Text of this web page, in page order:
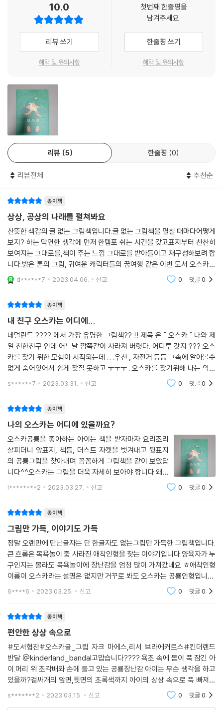
험의 세계를 그렸습니다.
글 없는 그림책으로 어린이의 상상을 말하다
아이에게 오스카는 그저 단순한 장난감이 아닙니다. 같이 밥을 먹고, 함께
그런 오스카를 위해서라면 현실과 꿈을 넘나드는 모험은 전혀 두렵지 않습
니다.
작은 욕조에서 시작된 모험은, 악어가 득실대는 호수를 거쳐 커다란 함선
이 가득한 항구와 범고래가 유유히 헤엄치는 깊은 바다로까지 뻗어갑니다.
온갖 물의 세계를 탐험하던 아이가 물을 넘어 하늘 위를 올라가는 순간, 그
토록 찾아 헤매던 친구를 만나게 되지요. 이 욕조를 닮은 길고 커다란 책에
특별한 교훈이나 읽어 내야 할 메시지 따위는 없습니다. 그저 욕조에 몸을
로 풀어 설명하기 보단, 이야기의 시작부터 마지막까지 오롯이 그림으로만
표현했습니다. 아이의 끝없는 세계를 구현하는데 언어가 필수적인 조건이
아니란 것을 잘 알고 있기 때문이지요.
세계를 이해하는 다양한 방법 중 하나가 바로 언어를 배우는 것입니다. 머
릿속에서만 맴돌던 생각이 언어로 표현되는 순간 생각이 구체화되지요. 하
지만 그 반대의 경우도 있습니다. 말을 배울수록 표현력과 상상의 크기가
커진다고 생각하지만, 오히려 정제된 언어가 자유로운 상상을 제약하기도
아이의 적확하지 않은 표현과 말도 안 되는 묘사는 결코 어른의 언어로 설
명할 수 없는 언어의 경계 너머 세계까지 상상하게 합니다. 아직 말이 서툰
아이도, 말이 없는 아이도 누구나 빠져들고는 하는 상상 속 세계를 자크와
리서는 가장 아이다운 방식으로 풀어냈습니다.
교과 연계
의사소통 - 책과 이야기 즐기기 사회관계 - 나를 알고 존중하기
예술경험 - 아름다움 찾아보기 예술경험 - 예술 감상하기
〈초등교육과정〉
1학년 2학기 국어 01. 소중한 책을 소개해요 2학년 1학기 국어 01. 시를 즐
겨요
2학년 1학기 국어 08. 마음을 짐작해요 3학년 1학기 국어 10. 문학의 향기
10.0
리뷰 쓰기
혜택 및 유의사항
첫번째 한줄평을
남겨주세요.
한줄평 쓰기
혜택 및 유의사항
리뷰 5 한줄평 0
리뷰전체 추천순
종이책
상상, 공상의 나래를 펼쳐봐요
산뜻한 색감의 글 없는 그림책입니다.글 없는 그림책을 펼칠 때마다어떻게
보지? 하는 막연한 생각에 먼저 한템포 쉬는 시간을 갖고표지부터 찬찬히
보여지는 그대로를,책이 주는 느낌 그대로를 받아들이고 재구성하보려 합
니다.밝은 톤의 그림, 귀여운 캐릭터들의 꿈여행 같은 이번 도서 오스카우
리 아이의 꿈속나라를 그려놓은듯 공상속에서 저도 한동안 어릴적으로 돌
아가 상상의 나래
d******7 2023.04.06. 신고 0 댓글0
종이책
내 친구 오스카는 어디에...
네덜란드 ???? 에서 가장 유명한 그림책?? !! 제목 은 " 오스카 " 나와 제
일 친한친구 인데 어느날 깜쪽같이 사라져 버렷다. 어디루 갓지 ??? 오스
카를 찾기 위한 모험이 시작되는데 . . .우산 , 자전거 등등 그속에 알아볼수
없게 숨어잇어서 쉽게 찾질 못하고 ㅜㅜㅜ ..오스카를 찾기위해 나는 악어
?? 를 만나도 무섭지 않고 무거운 고래 ?? 를 번쩍 들수 잇다. 작은 욕조 ??
s******7 2023.03.31. 신고 0 댓글0
종이책
나의 오스카는 어디에 있을까요?
오스카공룡을 좋아하는 아이는 책을 받자마자 요리조리
살피더니 앞표지, 책등, 더스트 자켓을 벗겨내고 뒷표지
의 공룡그림을 찾아내며 꼼꼼하게 그림책을 같이 보았답
니다^^오스카는 그림을 더욱 자세히 보아야 합니다.왜냐
하면 글이 없는 그림책이거든요^^물속에 가만히 앉아 공
i********2 2023.03.27. 신고 0 댓글0
종이책
그림만 가득, 이야기도 가득
정말 오랜만에 만난글자는 단 한글자도 없는그림만 가득한 그림책입니다.
큰 흐름은 목욕놀이 중 사라진 애착인형을 찾는 이야기입니다.양육자가 누
구인지는 몰라도 목욕놀이에 장난감을 엄청 많이 가져갔네요 ㅎ애착인형
이름이 오스카라는 설명은 없지만 거꾸로 봐도 오스카는 공룡인형입니다.
욕조 가득한 것들을 몽땅 꺼내고 찾아봐도 오스카 닮은 것만 있을 뿐 오스
6****6 2023.03.25. 신고 0 댓글0
종이책
편안한 상상 속으로
#도서협찬#오스카글_그림 자크 마에스,리서 브라에커르스#킨더랜드
반달 @kinderland_bandal고맙습니다???? 욕조 속에 몸이 푹 잠긴 아
이.머리 위 조각배와 손에 들고 있는 공룡장난감.아이는 무슨 생각을 하고
있을까?겉싸개의 앞면,뒷면의 초록색까지 아이의 상상 속으로 푹 빠져들
게 했다.글 없는 그림책을 더 즐겁게,쉽게 즐기는 방법!내가 그림책 속의
s*******2 2023.03.15. 신고 0 댓글0